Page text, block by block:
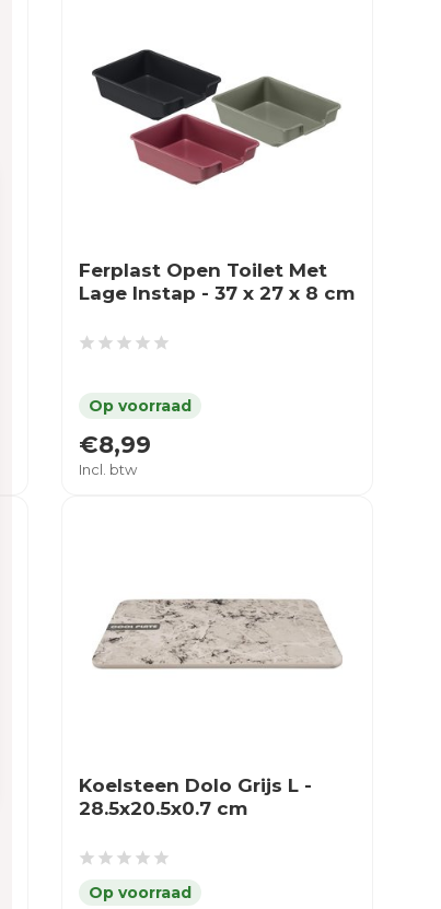
Ferplast Open Toilet Met
Lage Instap - 37 x 27 x 8 cm
€8,99
Incl. btw
Koelsteen Dolo Grijs L -
28.5x20.5x0.7 cm